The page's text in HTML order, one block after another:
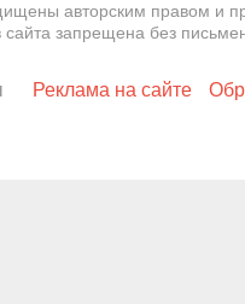
авторским правом и
запрещена без
Реклама на сайте